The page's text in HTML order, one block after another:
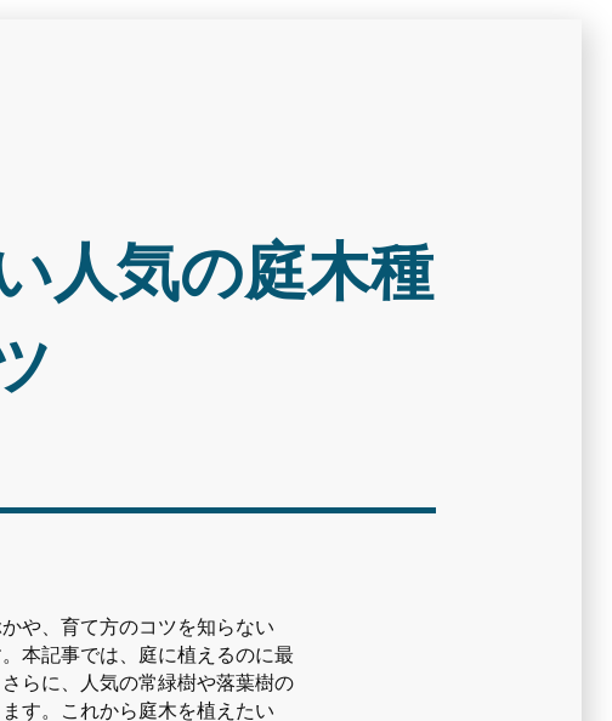
人気の庭木種
や、育て方のコツを知らない
本記事では、庭に植えるのに最
らに、人気の常緑樹や落葉樹の
す。これから庭木を植えたい